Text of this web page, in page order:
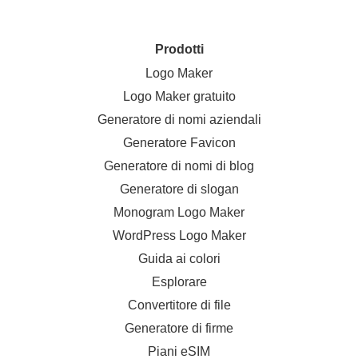
Prodotti
Logo Maker
Logo Maker gratuito
Generatore di nomi aziendali
Generatore Favicon
Generatore di nomi di blog
Generatore di slogan
Monogram Logo Maker
WordPress Logo Maker
Guida ai colori
Esplorare
Convertitore di file
Generatore di firme
Piani eSIM